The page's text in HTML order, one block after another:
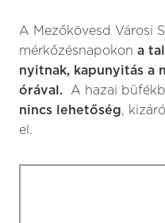
A Mezőkövesd Városi
mérkőzésnapokon a
nyitnak, kapunyitás a
órával.
A hazai
nincs lehetőség,
el.